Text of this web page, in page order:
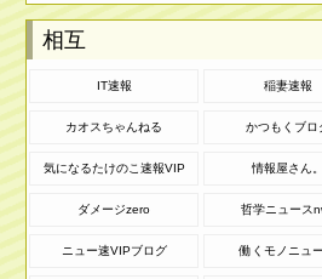
相互
IT速報 稲妻速報
カオスちゃんねる かつもくブロ
気になるたけのこ速報VIP 情報屋さん。
ダメージzero 哲学ニュース
ニュー速VIPブログ 働くモノニュ